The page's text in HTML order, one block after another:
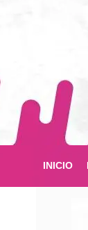
INICIO